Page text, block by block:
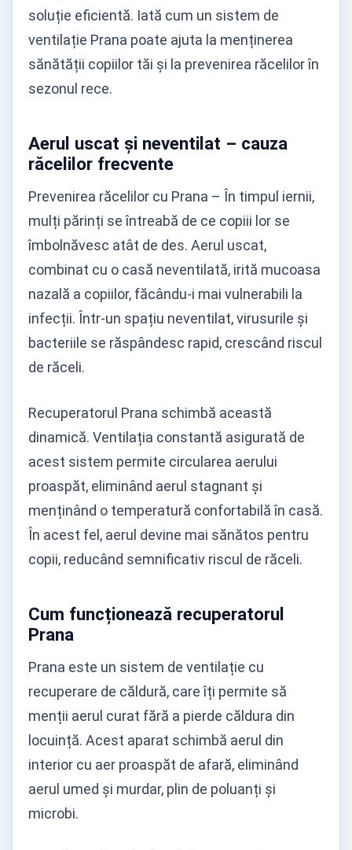
soluție eficientă. Iată cum un sistem de
ventilație Prana poate ajuta la menținerea
sănătății copiilor tăi și la prevenirea răcelilor în
sezonul rece.
Aerul uscat și neventilat – cauza
răcelilor frecvente
Prevenirea răcelilor cu Prana – În timpul iernii,
mulți părinți se întreabă de ce copiii lor se
îmbolnăvesc atât de des. Aerul uscat,
combinat cu o casă neventilată, irită mucoasa
nazală a copiilor, făcându-i mai vulnerabili la
infecții. Într-un spațiu neventilat, virusurile și
bacteriile se răspândesc rapid, crescând riscul
de răceli.
Recuperatorul Prana schimbă această
dinamică. Ventilația constantă asigurată de
acest sistem permite circularea aerului
proaspăt, eliminând aerul stagnant și
menținând o temperatură confortabilă în casă.
În acest fel, aerul devine mai sănătos pentru
copii, reducând semnificativ riscul de răceli.
Cum funcționează recuperatorul
Prana
Prana este un sistem de ventilație cu
recuperare de căldură, care îți permite să
menții aerul curat fără a pierde căldura din
locuință. Acest aparat schimbă aerul din
interior cu aer proaspăt de afară, eliminând
aerul umed și murdar, plin de poluanți și
microbi.